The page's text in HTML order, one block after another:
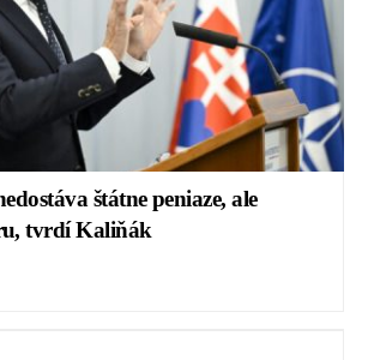
štátne peniaze, ale
tvrdí Kaliňák